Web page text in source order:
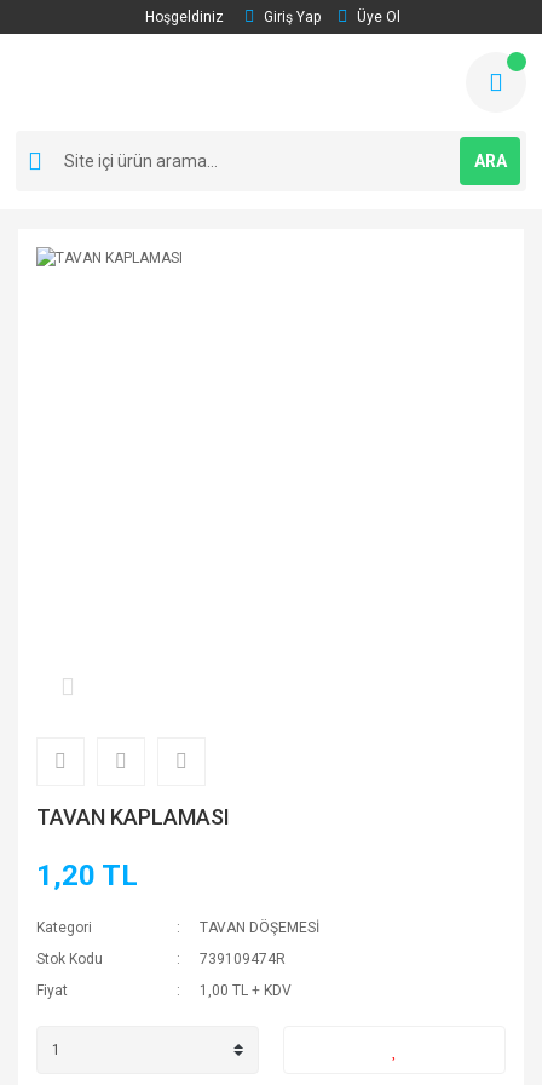
Hoşgeldiniz Giriş Yap Üye Ol
ARA
TAVAN KAPLAMASI
1,20 TL
Kategori
TAVAN DÖŞEMESİ
Stok Kodu
739109474R
Fiyat
1,00 TL + KDV